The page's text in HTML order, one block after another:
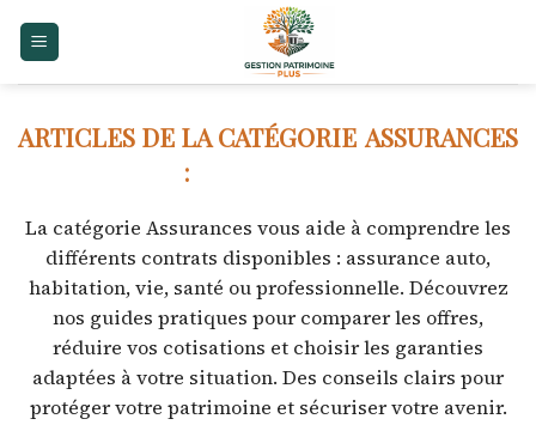
ASSURANCES
La catégorie Assurances vous aide à comprendre les
différents contrats disponibles : assurance auto,
habitation, vie, santé ou professionnelle. Découvrez
nos guides pratiques pour comparer les offres,
réduire vos cotisations et choisir les garanties
adaptées à votre situation. Des conseils clairs pour
protéger votre patrimoine et sécuriser votre avenir.